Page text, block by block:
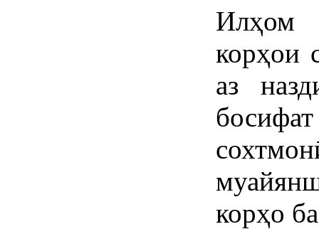
Илҳом
корҳои
аз
корҳо